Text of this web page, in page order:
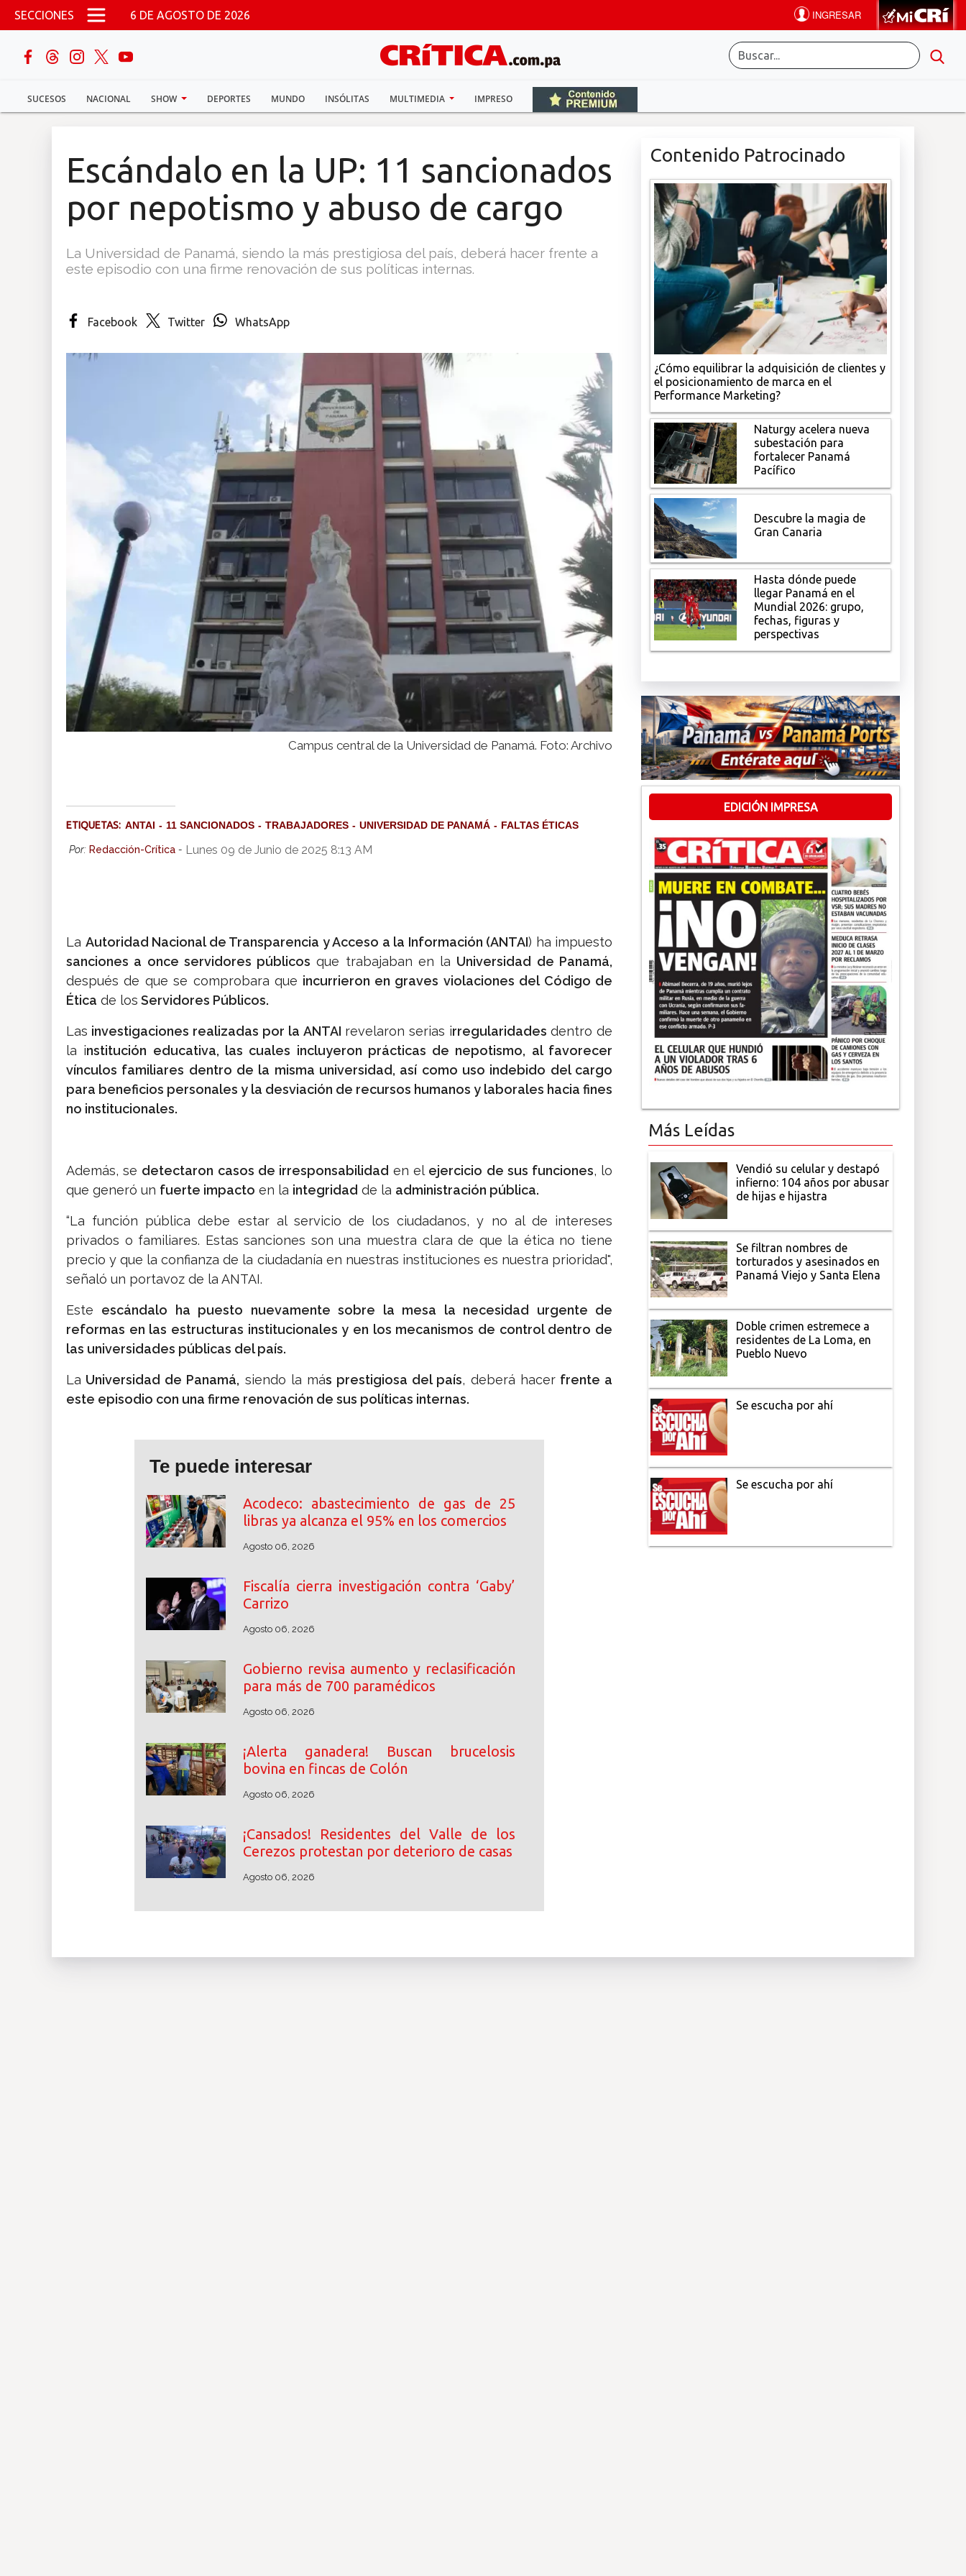
Pasar al contenido principal
SECCIONES 6 DE AGOSTO DE 2026
SUCESOS NACIONAL SHOW DEPORTES MUNDO INSÓLITAS MULTIMEDIA IMPRESO
buscar
Sucesos
Escándalo en la UP: 11 sancionados
por nepotismo y abuso de cargo
La Universidad de Panamá, siendo la más prestigiosa del país, deberá hacer frente a
este episodio con una firme renovación de sus políticas internas.
Facebook Twitter WhatsApp
Campus central de la Universidad de Panamá. Foto: Archivo
ETIQUETAS: ANTAI 11 SANCIONADOS TRABAJADORES UNIVERSIDAD DE PANAMÁ FALTAS ÉTICAS
Por: Redacción-Crítica - Lunes 09 de Junio de 2025 8:13 AM
La Autoridad Nacional de Transparencia y Acceso a la Información (ANTAI) ha impuesto
sanciones a once servidores públicos que trabajaban en la Universidad de Panamá,
después de que se comprobara que incurrieron en graves violaciones del Código de
Ética de los Servidores Públicos.
Las investigaciones realizadas por la ANTAI revelaron serias irregularidades dentro de
la institución educativa, las cuales incluyeron prácticas de nepotismo, al favorecer
vínculos familiares dentro de la misma universidad, así como uso indebido del cargo
para beneficios personales y la desviación de recursos humanos y laborales hacia fines
no institucionales.
Además, se detectaron casos de irresponsabilidad en el ejercicio de sus funciones, lo
que generó un fuerte impacto en la integridad de la administración pública.
“La función pública debe estar al servicio de los ciudadanos, y no al de intereses
privados o familiares. Estas sanciones son una muestra clara de que la ética no tiene
precio y que la confianza de la ciudadanía en nuestras instituciones es nuestra prioridad",
señaló un portavoz de la ANTAI.
Este escándalo ha puesto nuevamente sobre la mesa la necesidad urgente de
reformas en las estructuras institucionales y en los mecanismos de control dentro de
las universidades públicas del país.
La Universidad de Panamá, siendo la más prestigiosa del país, deberá hacerfrente a
este episodio con una firme renovación de sus políticas internas.
Te puede interesar
Acodeco: abastecimiento de gas de 25
libras ya alcanza el 95% en los comercios
Agosto 06, 2026
Fiscalía cierra investigación contra ‘Gaby’
Carrizo
Agosto 06, 2026
Gobierno revisa aumento y reclasificación
para más de 700 paramédicos
Agosto 06, 2026
¡Alerta ganadera! Buscan brucelosis
bovina en fincas de Colón
Agosto 06, 2026
¡Cansados! Residentes del Valle de los
Cerezos protestan por deterioro de casas
Agosto 06, 2026
Contenido Patrocinado
¿Cómo equilibrar la adquisición de clientes y
el posicionamiento de marca en el
Performance Marketing?
Naturgy acelera nueva
subestación para
fortalecer Panamá
Pacífico
Descubre la magia de
Gran Canaria
Hasta dónde puede
llegar Panamá en el
Mundial 2026: grupo,
fechas, figuras y
perspectivas
EDICIÓN IMPRESA
Más Leídas
Vendió su celular y destapó
infierno: 104 años por abusar
de hijas e hijastra
Se filtran nombres de
torturados y asesinados en
Panamá Viejo y Santa Elena
Doble crimen estremece a
residentes de La Loma, en
Pueblo Nuevo
Se escucha por ahí
Se escucha por ahí